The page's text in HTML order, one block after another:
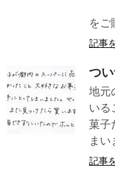
（
をご
記事
つ
地元
いる
菓子
まい
記事